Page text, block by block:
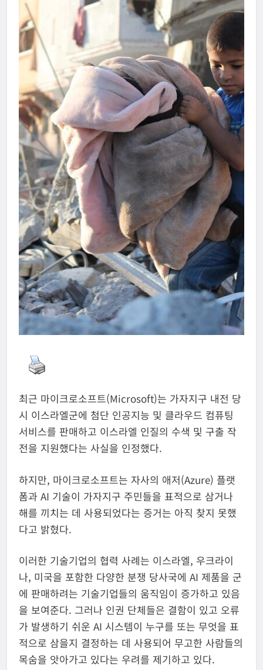
최근 마이크로소프트(Microsoft)는 가자지구 내전 당
시 이스라엘군에 첨단 인공지능 및 클라우드 컴퓨팅
서비스를 판매하고 이스라엘 인질의 수색 및 구출 작
전을 지원했다는 사실을 인정했다.
하지만, 마이크로소프트는 자사의 애저(Azure) 플랫
폼과 AI 기술이 가자지구 주민들을 표적으로 삼거나
해를 끼치는 데 사용되었다는 증거는 아직 찾지 못했
다고 밝혔다.
이러한 기술기업의 협력 사례는 이스라엘, 우크라이
나, 미국을 포함한 다양한 분쟁 당사국에 AI 제품을 군
에 판매하려는 기술기업들의 움직임이 증가하고 있음
을 보여준다. 그러나 인권 단체들은 결함이 있고 오류
가 발생하기 쉬운 AI 시스템이 누구를 또는 무엇을 표
적으로 삼을지 결정하는 데 사용되어 무고한 사람들의
목숨을 앗아가고 있다는 우려를 제기하고 있다.